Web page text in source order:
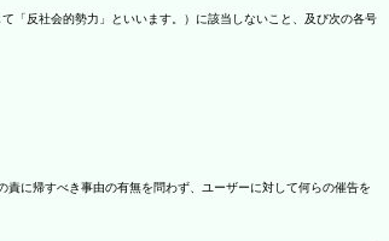
「反社会的勢力」といいます。）に該当しないこと、及び次の各号
に帰すべき事由の有無を問わず、ユーザーに対して何らの催告を